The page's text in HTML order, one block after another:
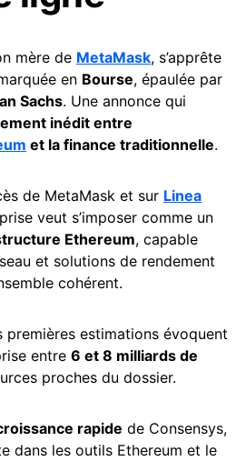
mère de MetaMask, s’apprête
en Bourse, épaulée par
Sachs. Une annonce qui
inédit entre
et la finance traditionnelle.
de MetaMask et sur Linea
veut s’imposer comme un
Ethereum, capable
et solutions de rendement
cohérent.
premières estimations évoquent
entre 6 et 8 milliards de
proches du dossier.
rapide de Consensys,
dans les outils Ethereum et le